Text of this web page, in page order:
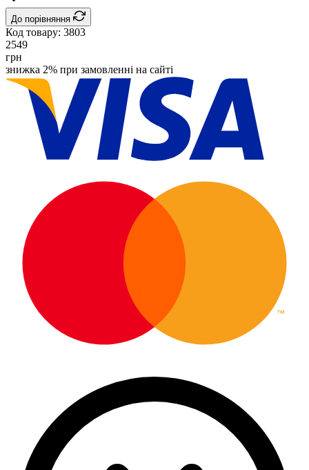
До порівняння
Код товару: 3803
2549
грн
знижка 2% при замовленні на сайті